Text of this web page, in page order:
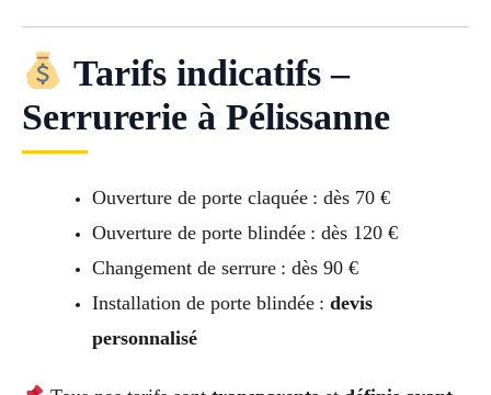
Tarifs indicatifs –
Serrurerie à Pélissanne
Ouverture de porte claquée : dès 70 €
Ouverture de porte blindée : dès 120 €
Changement de serrure : dès 90 €
Installation de porte blindée : devis
personnalisé